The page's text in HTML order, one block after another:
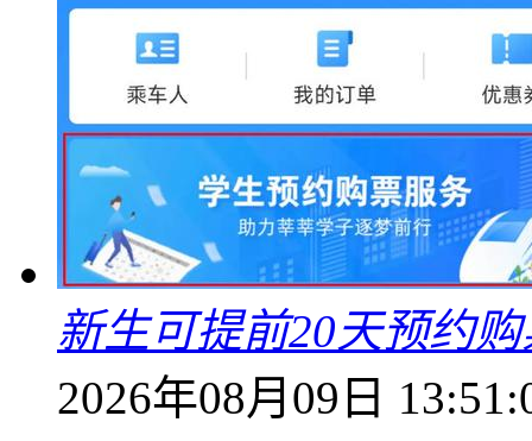
新生可提前20天预约
2026年08月09日